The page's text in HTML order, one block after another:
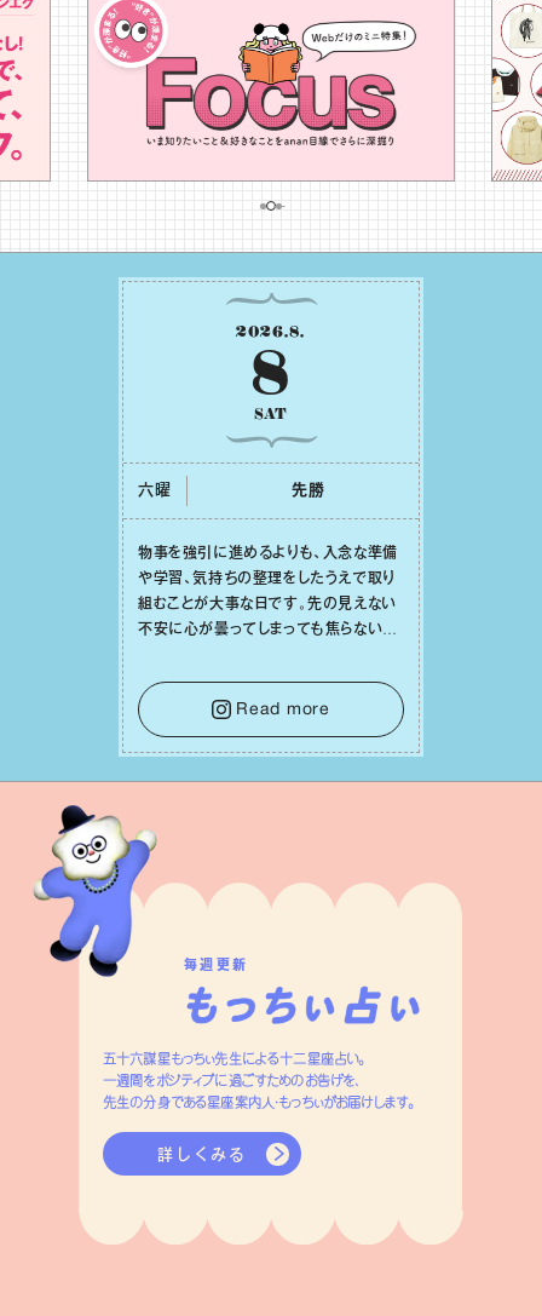
2026.8.
8
SAT
六曜 先勝
物事を強引に進めるよりも、⼊念な準備
や学習、気持ちの整理をしたうえで取り
組むことが⼤事な⽇です。先の⾒えない
不安に⼼が曇ってしまっても焦らない
⾝や疲れていそうな⼈をいたわることに
時間を使いましょう。ここでしっかりとエ
ネルギーを蓄え、困難を乗り越える⼒に
変えましょう。
Read more
毎週更新
五十六謀星もっちぃ先生による十二星座占い。
一週間をポジティブに過ごすためのお告げを、
先生の分身である星座案内人・もっちぃがお届けします。
詳しくみる